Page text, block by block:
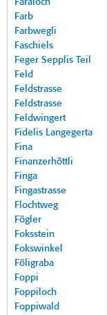
Faraloch
Farb
Farbwegli
Faschiels
Feger Sepplis Teil
Feld
Feldstrasse
Feldstrasse
Feldwingert
Fidelis Langegerta
Fina
Finanzerhöttli
Finga
Fingastrasse
Flochtweg
Fögler
Foksstein
Fokswinkel
Föligraba
Foppi
Foppiloch
Foppiwald